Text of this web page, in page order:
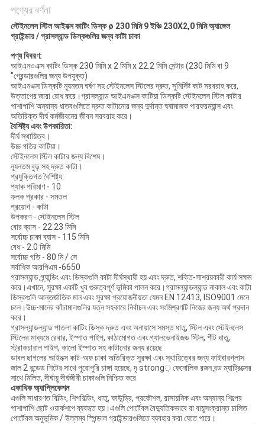
পণ্যের বর্ণনা
স্টেইনলেস স্টিল আইনক্স কাটিং ডিস্ক ø 230 মিমি 9 ইঞ্চি 230X2,0 মিমি অ্যাঙ্গেল
গ্রাইন্ডার / গ্রাসল্যান্ড ডিস্কগুলির জন্য কাটা চাকা
পণ্য বিবরণ:
আইএনওএক্স কাটিং ডিস্ক 230 মিমি x 2 মিমি x 22.2 মিমি সেন্টার (230 মিমি বা 9
"গ্রেন্ডারগুলির জন্য উপযুক্ত)
আইএনওক্স ডিস্কটি ন্যূনতম ঘর্ষণ সহ স্টেইনলেস স্টিলের দ্রুত, সুনির্দিষ্ট কাট সরবরাহ করে,
উত্তাপের জারা রোধ করে।গ্রাসল্যান্ড আইএনওক্স কাটিয়া ডিস্কটি স্টেইনলেস স্টিল কাটার
পাশাপাশি অন্যান্য ধাতবগুলিতে দ্রুত কাটানোর জন্য দুর্দান্ত ঘষামাজক পারফরম্যান্স এবং
অতিরিক্ত দীর্ঘ কর্মজীবনের জীবন সরবরাহ করে।
বৈশিষ্ট্য এবং উপকারিতা:
দীর্ঘ স্থায়িত্ব।
উচ্চ গতির কাটিয়া।
স্টেইনলেস স্টিল কাটার জন্য বিশেষ।
ন্যূনতম বুড় সহ দ্রুত কাটা।
প্রযুক্তিগত বৈশিষ্ট্য:
প্যাক পরিমাণ - 10
ফলক প্রকার - সমতল
প্রয়োগ - কাটা
উপকরণ - স্টেইনলেস স্টিল
বোর ব্যাস - 22.23 মিমি
সর্বোচ্চ চাকা ব্যাস - 115 মিমি
বেধ - 2.0 মিমি
সর্বোচ্চ গতি - 80 মি / সে
সর্বাধিক আরপিএম -6650
গ্রাসল্যান্ড গ্র্যান্ডিং এবং ডিস্কগুলি কাটা দীর্ঘস্থায়ী হয় এবং দ্রুত, শক্তি-সাশ্রয়কারী কার্য সক্ষম
করে।এখানে, সুরক্ষা একটি খুব গুরুত্বপূর্ণ ভূমিকা পালন করে।গ্রাসল্যান্ডল্যান্ড নাকাল এবং কাটা
ডিস্কগুলি আন্তর্জাতিক মান এবং সুরক্ষা প্রয়োজনীয়তা যেমন EN 12413, ISO9001 মেনে
চলে।উচ্চ-মানের কাঁচামালগুলির যত্ন সহকারে নির্বাচন এবং সংমিশ্রণটি নিজের জন্য অর্থ প্রদান
করে।
গ্রাসল্যান্ডল্যান্ড পাতলা কাটিং ডিস্ক দ্রুত এবং অনায়াসে সমস্ত ধাতু, স্টিল এবং স্টেইনলেস
স্টিলের মাধ্যমে রেবার, ইস্পাত পাইপ, কাঠামোগত এবং গ্যালভেনাইজড স্টিল, শীট ধাতু,
স্ট্রাকচারাল পাইপ, কালো ইস্পাত সহ কাটানোর জন্য রয়েছে
ডাবল ছাগলের আইনক্স কাট-অফ চাকা অতিরিক্ত সুরক্ষা এবং স্থায়িত্বের জন্য ফাইবারগ্লাস
জাল 2 বন্ডেড শিটের সাথে পুরোপুরি চাঙ্গা হয়েছে, দৃ strong় ফেনোলিক রজন বন্ড ম্যাট্রিক্সের
সাথে মিলিত, দীর্ঘায়ু দীর্ঘজীবী চাকাগুলি নিশ্চিত করে
একাধিক অ্যাপ্লিকেশন
এগুলি সাধারণত বিল্ডিং, শিপবিল্ডিং, ধাতু, ফাউন্ড্রি, প্রকৌশল, রাসায়নিক এবং অন্যান্য শিল্পের
পাশাপাশি ছোট ওয়ার্কশপে ব্যবহৃত হয়।এগুলি পোর্টেবল বৈদ্যুতিকভাবে বা বায়ুসংক্রান্ত চালিত
পোর্টেবল অনুভূমিক / উল্লম্ব স্পিন্ডাল গ্রাইন্ডারগুলিতে ব্যবহার করা যেতে পারে।